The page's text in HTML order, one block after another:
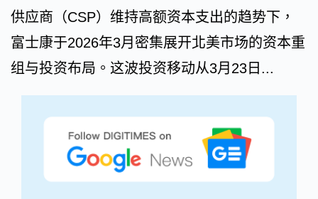
供应商（CSP）维持高额资本支出的趋势下，
富士康于2026年3月密集展开北美市场的资本重
组与投资布局。这波投资移动从3月23日...